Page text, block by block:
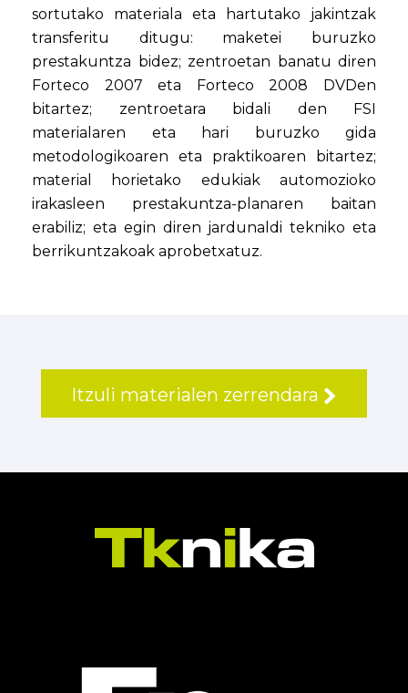
sortutako materiala eta hartutako jakintzak
transferitu ditugu: maketei buruzko
prestakuntza bidez; zentroetan banatu diren
Forteco 2007 eta Forteco 2008 DVDen
bitartez; zentroetara bidali den FSI
materialaren eta hari buruzko gida
metodologikoaren eta praktikoaren bitartez;
material horietako edukiak automozioko
irakasleen prestakuntza-planaren baitan
erabiliz; eta egin diren jardunaldi tekniko eta
berrikuntzakoak aprobetxatuz.
Itzuli materialen zerrendara